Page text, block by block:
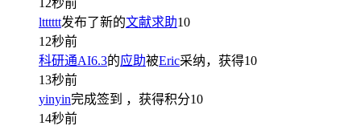
12秒前
ltttttt发布了新的文献求助10
12秒前
科研通AI6.3的应助被Eric采纳，获得10
13秒前
yinyin完成签到 ，获得积分10
14秒前